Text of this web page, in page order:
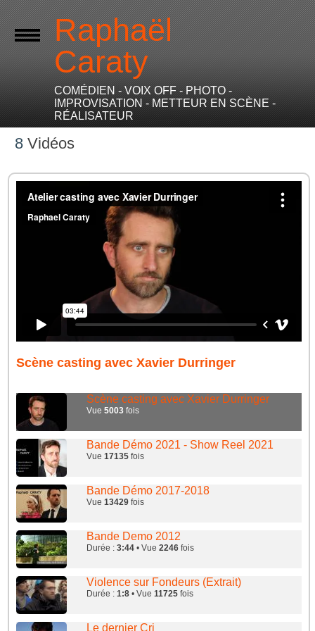
Raphaël
Caraty
COMÉDIEN - VOIX OFF - PHOTO -
IMPROVISATION - METTEUR EN SCÈNE -
RÉALISATEUR
8 Vidéos
Scène casting avec Xavier Durringer
Scène casting avec Xavier Durringer
Vue5003 fois
Bande Démo 2021 - Show Reel 2021
Vue17135 fois
Bande Démo 2017-2018
Vue13429 fois
Bande Demo 2012
Durée :3:44 • Vue2246 fois
Violence sur Fondeurs (Extrait)
Durée :1:8 • Vue11725 fois
Le dernier Cri